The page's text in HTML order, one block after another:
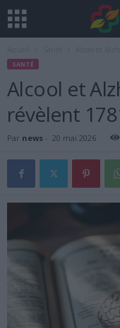
SANTÉ
Alcool et
révèlent
Par news - 20 mai 2026